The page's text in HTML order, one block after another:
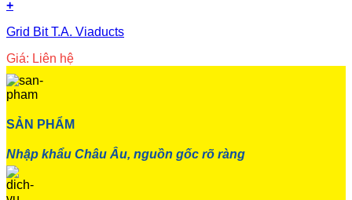
+
Grid Bit T.A. Viaducts
Giá: Liên hệ
SẢN PHẨM
Nhập khẩu Châu Âu, nguồn gốc rõ ràng